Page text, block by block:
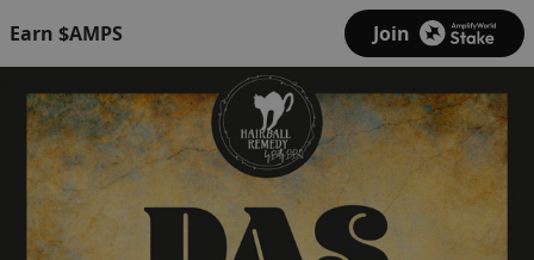
Earn $AMPS Join